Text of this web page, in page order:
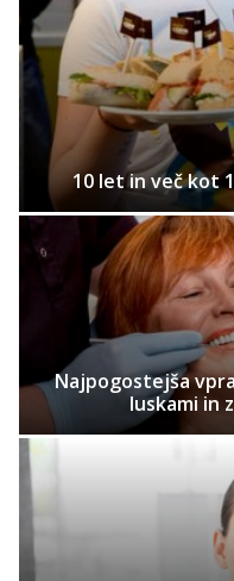
10 let in več kot
Najpogostejša
luskami in